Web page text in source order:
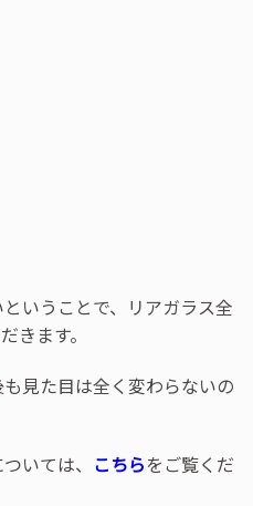
いうことで、リアガラス全
きます。
見た目は全く変わらないの
いては、 こちらをご覧くだ